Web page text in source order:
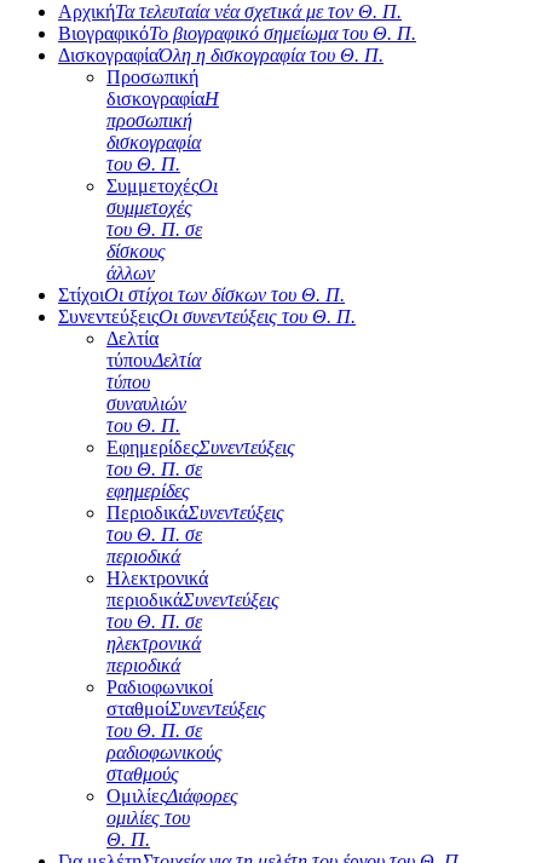
ΑρχικήΤα τελευταία νέα σχετικά με τον Θ. Π.
ΒιογραφικόΤο βιογραφικό σημείωμα του Θ. Π.
ΔισκογραφίαΌλη η δισκογραφία του Θ. Π.
Προσωπική
δισκογραφίαΗ
προσωπική
δισκογραφία
του Θ. Π.
ΣυμμετοχέςΟι
συμμετοχές
του Θ. Π. σε
δίσκους
άλλων
ΣτίχοιΟι στίχοι των δίσκων του Θ. Π.
ΣυνεντεύξειςΟι συνεντεύξεις του Θ. Π.
Δελτία
τύπουΔελτία
τύπου
συναυλιών
του Θ. Π.
ΕφημερίδεςΣυνεντεύξεις
του Θ. Π. σε
εφημερίδες
ΠεριοδικάΣυνεντεύξεις
του Θ. Π. σε
περιοδικά
Ηλεκτρονικά
περιοδικάΣυνεντεύξεις
του Θ. Π. σε
ηλεκτρονικά
περιοδικά
Ραδιοφωνικοί
σταθμοίΣυνεντεύξεις
του Θ. Π. σε
ραδιοφωνικούς
σταθμούς
ΟμιλίεςΔιάφορες
ομιλίες του
Θ. Π.